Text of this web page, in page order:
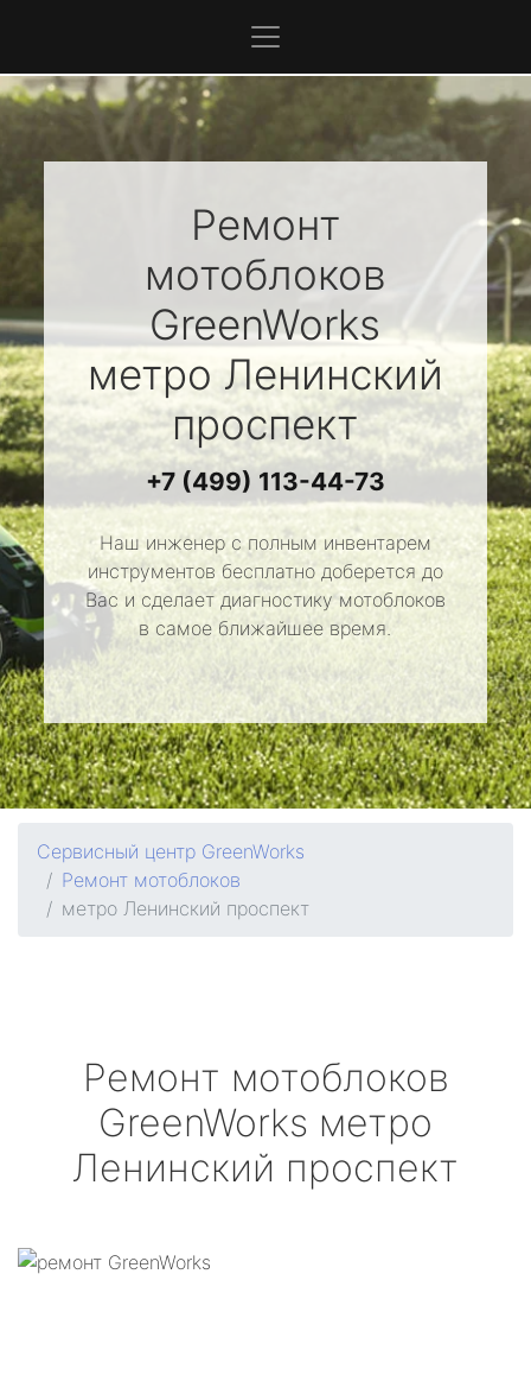
Ремонт
мотоблоков
GreenWorks
метро Ленинский
проспект
+7 (499) 113-44-73
Наш инженер с полным инвентарем
инструментов бесплатно доберется до
Вас и сделает диагностику мотоблоков
в самое ближайшее время.
Сервисный центр GreenWorks
Ремонт мотоблоков
метро Ленинский проспект
Ремонт мотоблоков
GreenWorks метро
Ленинский проспект